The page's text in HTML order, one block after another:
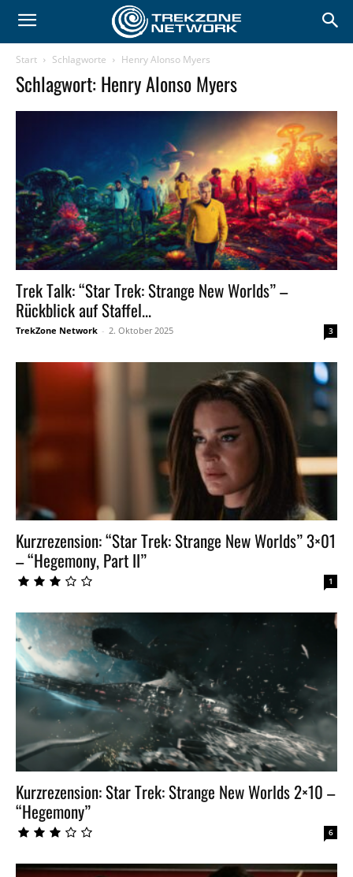
Start Schlagworte Henry Alonso Myers
Schlagwort: Henry Alonso Myers
Trek Talk: “Star Trek: Strange New Worlds” –
Rückblick auf Staffel...
TrekZone Network - 2. Oktober 2025 3
Kurzrezension: “Star Trek: Strange New Worlds” 3×01
– “Hegemony, Part II”
1
Kurzrezension: Star Trek: Strange New Worlds 2×10 –
“Hegemony”
6